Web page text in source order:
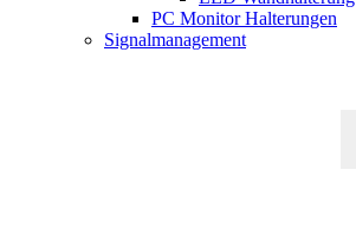
PC Monitor Halterungen
Signalmanagement